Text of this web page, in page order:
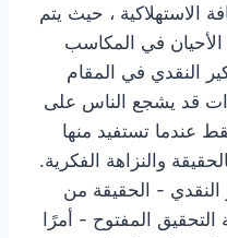
الاستهلاكية ، حيث يتم
في المكاسب
النقدي في المقام
قد يشجع الناس على
عندما تستفيد منها
والنزاهة الفكرية.
النقدي - الحقيقة من
المفتوح - أمرًا